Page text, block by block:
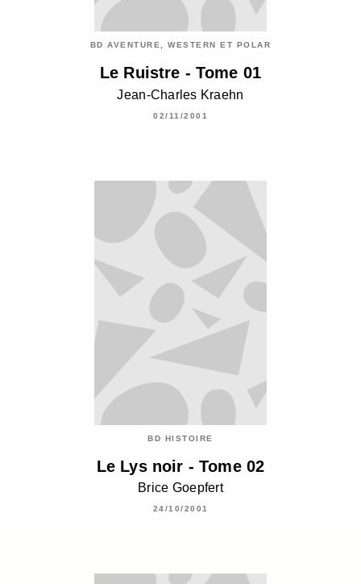
BD AVENTURE, WESTERN ET POLAR
Le Ruistre - Tome 01
Jean-Charles Kraehn
02/11/2001
BD HISTOIRE
Le Lys noir - Tome 02
Brice Goepfert
24/10/2001